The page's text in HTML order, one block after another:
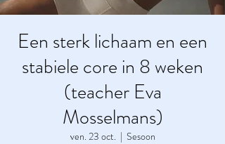
Een sterk lichaam en een
stabiele core in 8 weken
(teacher Eva
Mosselmans)
ven. 23 oct.
  |
Sesoon